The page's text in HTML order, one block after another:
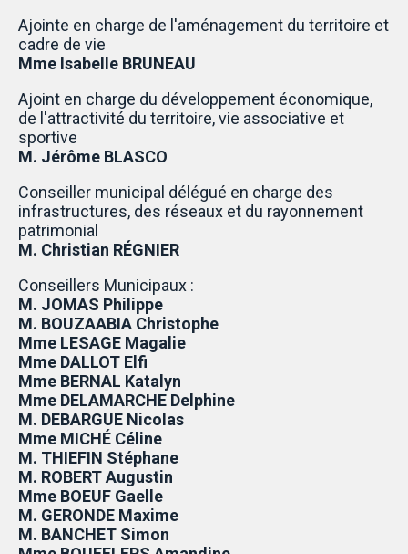
Ajointe en charge de l'aménagement du territoire et
cadre de vie
Mme Isabelle BRUNEAU
Ajoint en charge du développement économique,
de l'attractivité du territoire, vie associative et
sportive
M. Jérôme BLASCO
Conseiller municipal délégué en charge des
infrastructures, des réseaux et du rayonnement
patrimonial
M. Christian RÉGNIER
Conseillers Municipaux :
M. JOMAS Philippe
M. BOUZAABIA Christophe
Mme LESAGE Magalie
Mme DALLOT Elfi
Mme BERNAL Katalyn
Mme DELAMARCHE Delphine
M. DEBARGUE Nicolas
Mme MICHÉ Céline
M. THIEFIN Stéphane
M. ROBERT Augustin
Mme BOEUF Gaelle
M. GERONDE Maxime
M. BANCHET Simon